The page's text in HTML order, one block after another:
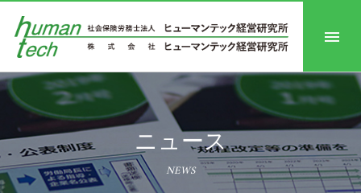
ニュース
NEWS